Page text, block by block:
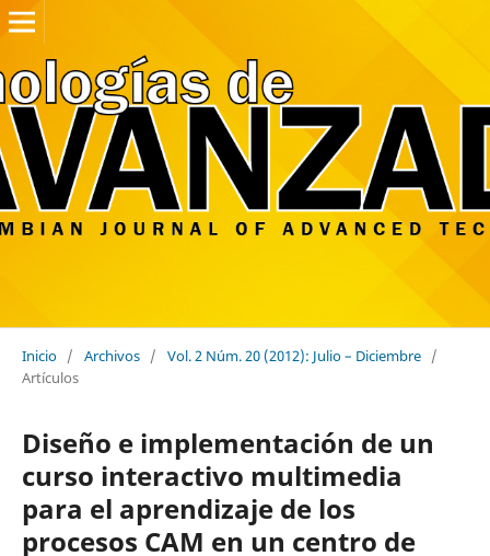
Inicio / Archivos / Vol. 2 Núm. 20 (2012): Julio – Diciembre /
Artículos
Diseño e implementación de un
curso interactivo multimedia
para el aprendizaje de los
procesos CAM en un centro de